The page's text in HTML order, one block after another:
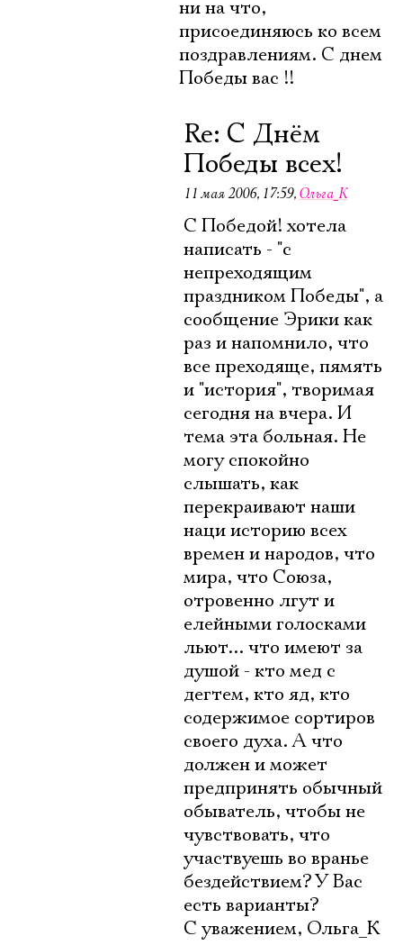
ни на чтo,
присоединяюсь ко всем
поздравлениям. С днем
Победы вас !!
Re: С Днём
Победы всех!
11 мая 2006, 17:59, Ольга_К
С Победой! хотела
написать - "с
непреходящим
праздником Победы", а
сообщение Эрики как
раз и напомнило, что
все преходяще, пямять
и "история", творимая
сегодня на вчера. И
тема эта больная. Не
могу спокойно
слышать, как
перекраивают наши
наци историю всех
времен и народов, что
мира, что Союза,
отровенно лгут и
елейными голосками
льют... что имеют за
душой - кто мед с
дегтем, кто яд, кто
содержимое сортиров
своего духа. А что
должен и может
предпринять обычный
обыватель, чтобы не
чувствовать, что
участвуешь во вранье
бездействием? У Вас
есть варианты?
С уважением, Ольга_К